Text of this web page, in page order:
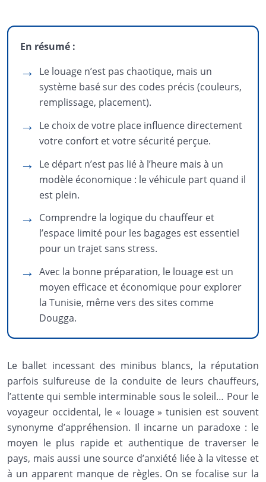
En résumé :
Le louage n’est pas chaotique, mais un
système basé sur des codes précis (couleurs,
remplissage, placement).
Le choix de votre place influence directement
votre confort et votre sécurité perçue.
Le départ n’est pas lié à l’heure mais à un
modèle économique : le véhicule part quand il
est plein.
Comprendre la logique du chauffeur et
l’espace limité pour les bagages est essentiel
pour un trajet sans stress.
Avec la bonne préparation, le louage est un
moyen efficace et économique pour explorer
la Tunisie, même vers des sites comme
Dougga.
Le ballet incessant des minibus blancs, la réputation
parfois sulfureuse de la conduite de leurs chauffeurs,
l’attente qui semble interminable sous le soleil… Pour le
voyageur occidental, le « louage » tunisien est souvent
synonyme d’appréhension. Il incarne un paradoxe : le
moyen le plus rapide et authentique de traverser le
pays, mais aussi une source d’anxiété liée à la vitesse et
à un apparent manque de règles. On se focalise sur la